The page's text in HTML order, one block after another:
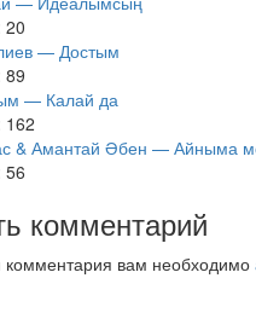
20
— Достым
89
— Калай да
162
& Амантай Әбен — Айныма
56
комментарий
комментария вам необходимо